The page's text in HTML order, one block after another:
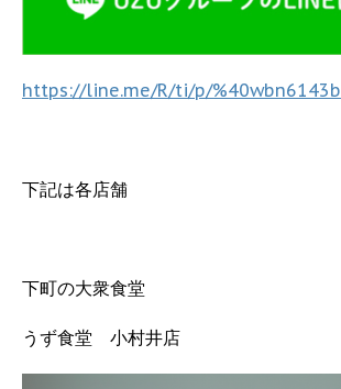
https://line.me/R/ti/p/%40wbn6143b
下記は各店舗
下町の大衆食堂
うず食堂 小村井店